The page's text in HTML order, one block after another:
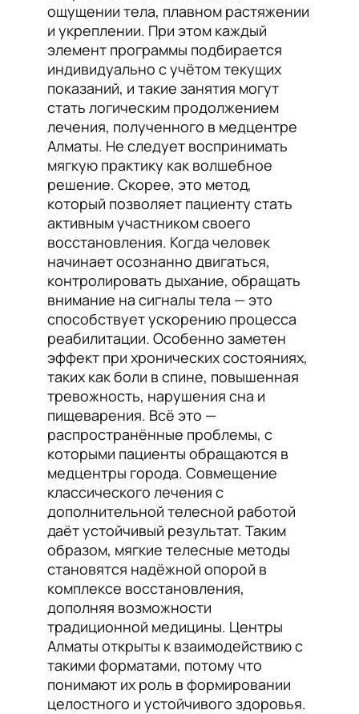
ощущении тела, плавном растяжении
и укреплении. При этом каждый
элемент программы подбирается
индивидуально с учётом текущих
показаний, и такие занятия могут
стать логическим продолжением
лечения, полученного в медцентре
Алматы. Не следует воспринимать
мягкую практику как волшебное
решение. Скорее, это метод,
который позволяет пациенту стать
активным участником своего
восстановления. Когда человек
начинает осознанно двигаться,
контролировать дыхание, обращать
внимание на сигналы тела — это
способствует ускорению процесса
реабилитации. Особенно заметен
эффект при хронических состояниях,
таких как боли в спине, повышенная
тревожность, нарушения сна и
пищеварения. Всё это —
распространённые проблемы, с
которыми пациенты обращаются в
медцентры города. Совмещение
классического лечения с
дополнительной телесной работой
даёт устойчивый результат. Таким
образом, мягкие телесные методы
становятся надёжной опорой в
комплексе восстановления,
дополняя возможности
традиционной медицины. Центры
Алматы открыты к взаимодействию с
такими форматами, потому что
понимают их роль в формировании
целостного и устойчивого здоровья.